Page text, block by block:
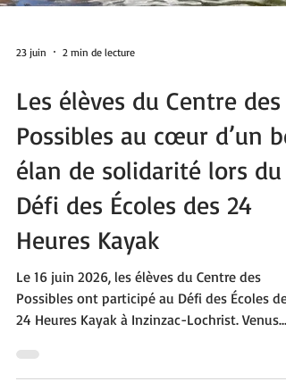
23 juin 2 min de lecture
Les élèves du Centre des
Possibles au cœur d’un bel
élan de solidarité lors du
Défi des Écoles des 24
Heures Kayak
Le 16 juin 2026, les élèves du Centre des
Possibles ont participé au Défi des Écoles des